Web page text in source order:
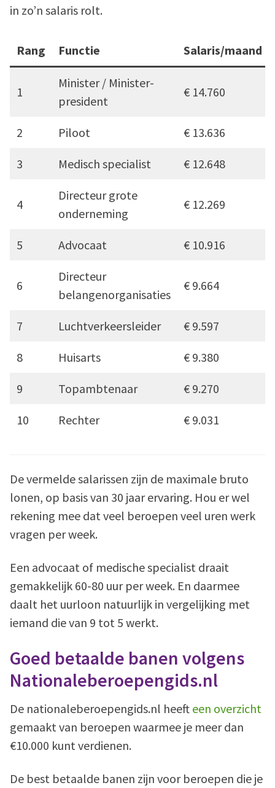
in zo’n salaris rolt.
Rang Functie Salaris/maand
1
Minister / Minister-
president
€ 14.760
2 Piloot € 13.636
3 Medisch specialist € 12.648
4
Directeur grote
onderneming
€ 12.269
5 Advocaat € 10.916
6
Directeur
belangenorganisaties
€ 9.664
7 Luchtverkeersleider € 9.597
8 Huisarts € 9.380
9 Topambtenaar € 9.270
10 Rechter € 9.031
De vermelde salarissen zijn de maximale bruto
lonen, op basis van 30 jaar ervaring. Hou er wel
rekening mee dat veel beroepen veel uren werk
vragen per week.
Een advocaat of medische specialist draait
gemakkelijk 60-80 uur per week. En daarmee
daalt het uurloon natuurlijk in vergelijking met
iemand die van 9 tot 5 werkt.
Goed betaalde banen volgens
Nationaleberoepengids.nl
De nationaleberoepengids.nl heeft een overzicht
gemaakt van beroepen waarmee je meer dan
€10.000 kunt verdienen.
De best betaalde banen zijn voor beroepen die je